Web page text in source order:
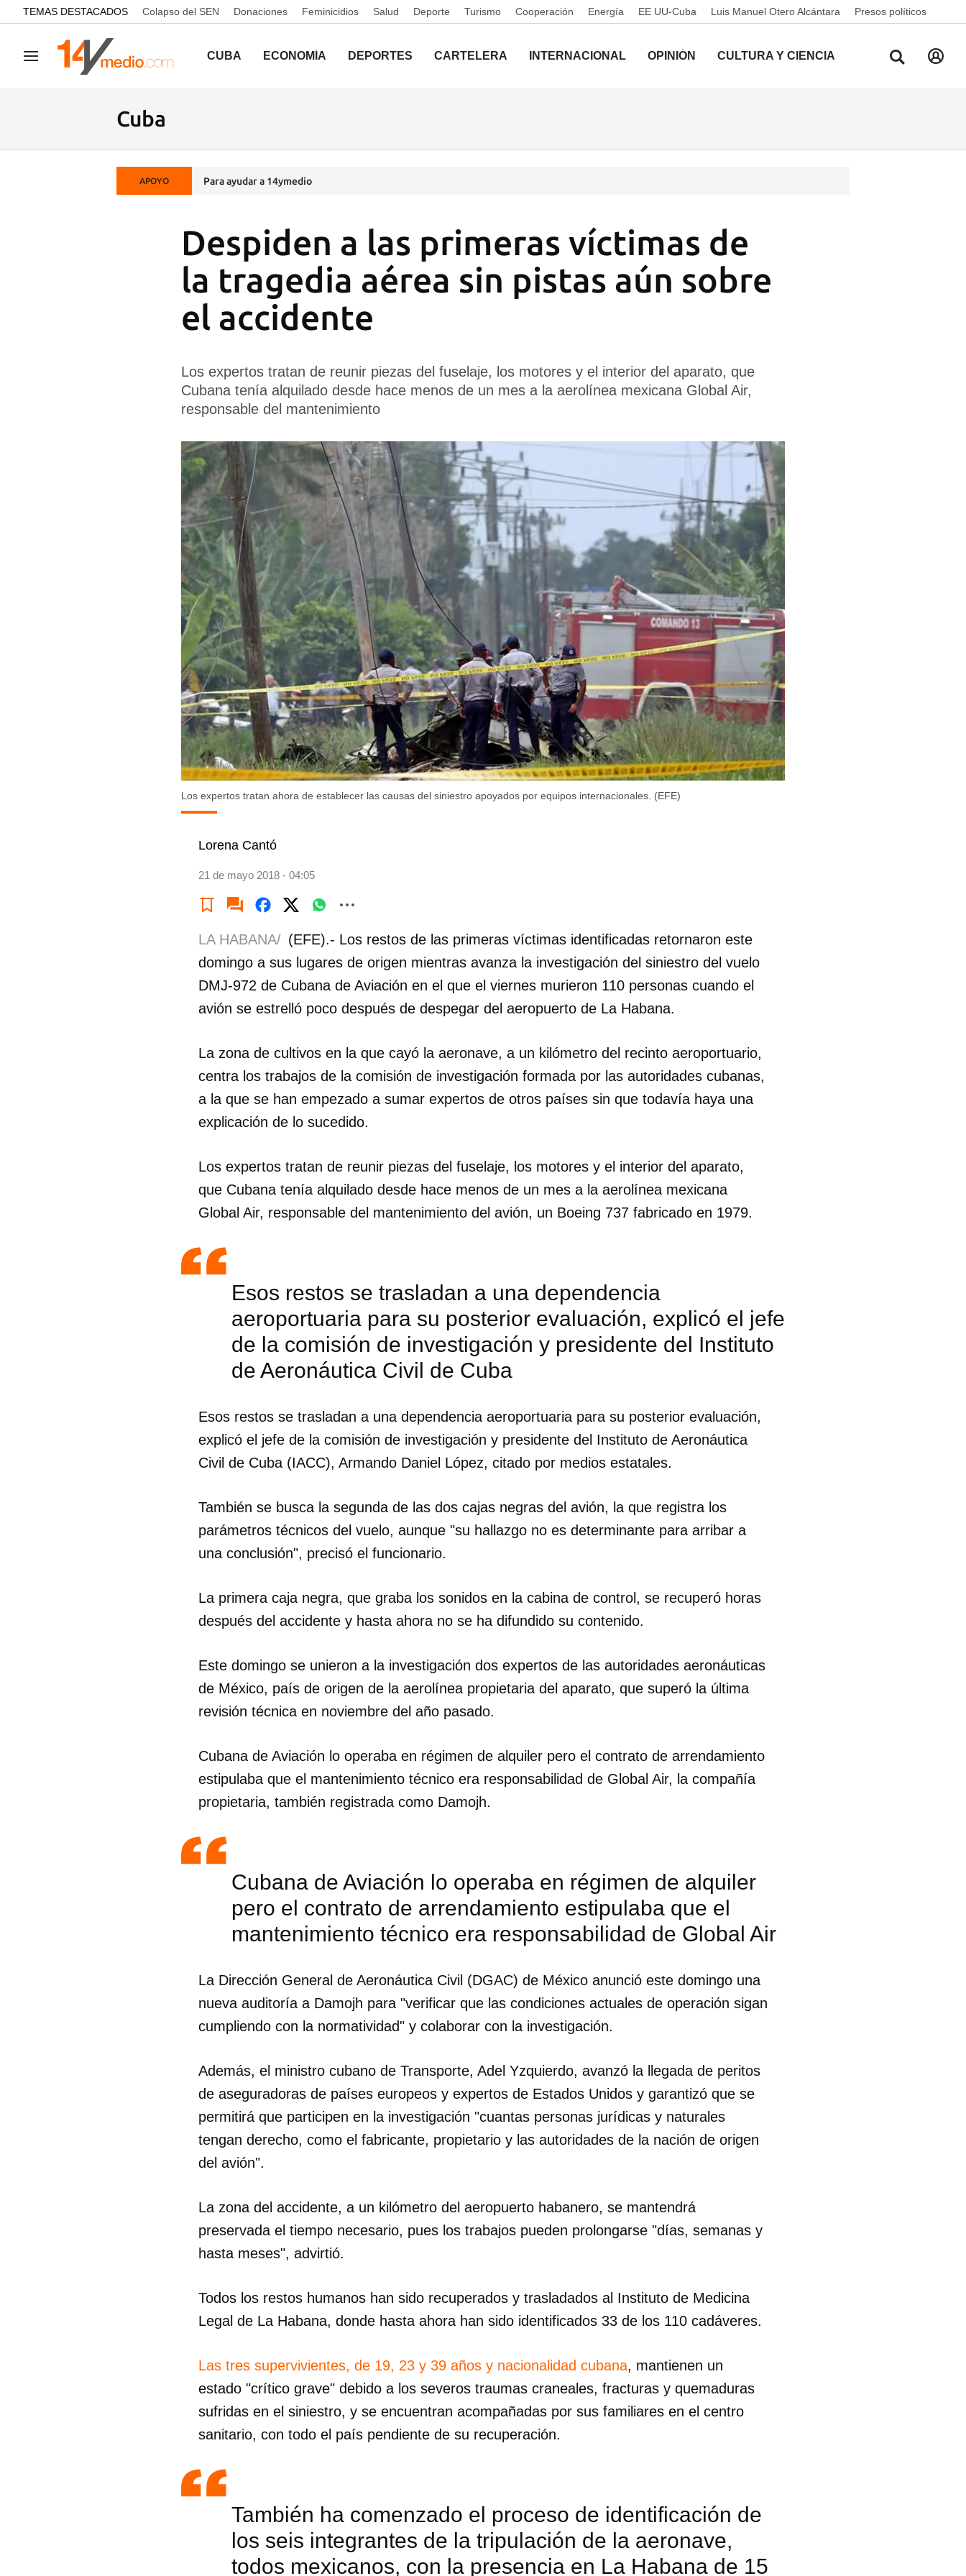
common.go-to-content
TEMAS DESTACADOS Colapso del SEN Donaciones Feminicidios Salud Deporte Turismo Cooperación Energía EE UU-Cuba Luis Manuel Otero Alcántara Presos políticos
Navegación CUBA ECONOMÍA DEPORTES CARTELERA INTERNACIONAL OPINIÓN CULTURA Y CIENCIA
Cuba
APOYO Para ayudar a 14ymedio
Despiden a las primeras víctimas de
la tragedia aérea sin pistas aún sobre
el accidente
Los expertos tratan de reunir piezas del fuselaje, los motores y el interior del aparato, que
Cubana tenía alquilado desde hace menos de un mes a la aerolínea mexicana Global Air,
responsable del mantenimiento
Los expertos tratan ahora de establecer las causas del siniestro apoyados por equipos internacionales. (EFE)
Lorena Cantó
21 de mayo 2018 - 04:05
Guardar como favorito
cuenta de 14ymedio.
LA HABANA/ (EFE).- Los restos de las primeras víctimas identificadas retornaron este
domingo a sus lugares de origen mientras avanza la investigación del siniestro del vuelo
DMJ-972 de Cubana de Aviación en el que el viernes murieron 110 personas cuando el
avión se estrelló poco después de despegar del aeropuerto de La Habana.
La zona de cultivos en la que cayó la aeronave, a un kilómetro del recinto aeroportuario,
centra los trabajos de la comisión de investigación formada por las autoridades cubanas,
a la que se han empezado a sumar expertos de otros países sin que todavía haya una
explicación de lo sucedido.
Los expertos tratan de reunir piezas del fuselaje, los motores y el interior del aparato,
que Cubana tenía alquilado desde hace menos de un mes a la aerolínea mexicana
Global Air, responsable del mantenimiento del avión, un Boeing 737 fabricado en 1979.
Esos restos se trasladan a una dependencia
aeroportuaria para su posterior evaluación, explicó el jefe
de la comisión de investigación y presidente del Instituto
de Aeronáutica Civil de Cuba
Esos restos se trasladan a una dependencia aeroportuaria para su posterior evaluación,
explicó el jefe de la comisión de investigación y presidente del Instituto de Aeronáutica
Civil de Cuba (IACC), Armando Daniel López, citado por medios estatales.
También se busca la segunda de las dos cajas negras del avión, la que registra los
parámetros técnicos del vuelo, aunque "su hallazgo no es determinante para arribar a
una conclusión", precisó el funcionario.
La primera caja negra, que graba los sonidos en la cabina de control, se recuperó horas
después del accidente y hasta ahora no se ha difundido su contenido.
Este domingo se unieron a la investigación dos expertos de las autoridades aeronáuticas
de México, país de origen de la aerolínea propietaria del aparato, que superó la última
revisión técnica en noviembre del año pasado.
Cubana de Aviación lo operaba en régimen de alquiler pero el contrato de arrendamiento
estipulaba que el mantenimiento técnico era responsabilidad de Global Air, la compañía
propietaria, también registrada como Damojh.
Cubana de Aviación lo operaba en régimen de alquiler
pero el contrato de arrendamiento estipulaba que el
mantenimiento técnico era responsabilidad de Global Air
La Dirección General de Aeronáutica Civil (DGAC) de México anunció este domingo una
nueva auditoría a Damojh para "verificar que las condiciones actuales de operación sigan
cumpliendo con la normatividad" y colaborar con la investigación.
Además, el ministro cubano de Transporte, Adel Yzquierdo, avanzó la llegada de peritos
de aseguradoras de países europeos y expertos de Estados Unidos y garantizó que se
permitirá que participen en la investigación "cuantas personas jurídicas y naturales
tengan derecho, como el fabricante, propietario y las autoridades de la nación de origen
del avión".
La zona del accidente, a un kilómetro del aeropuerto habanero, se mantendrá
preservada el tiempo necesario, pues los trabajos pueden prolongarse "días, semanas y
hasta meses", advirtió.
Todos los restos humanos han sido recuperados y trasladados al Instituto de Medicina
Legal de La Habana, donde hasta ahora han sido identificados 33 de los 110 cadáveres.
Las tres supervivientes, de 19, 23 y 39 años y nacionalidad cubana, mantienen un
estado "crítico grave" debido a los severos traumas craneales, fracturas y quemaduras
sufridas en el siniestro, y se encuentran acompañadas por sus familiares en el centro
sanitario, con todo el país pendiente de su recuperación.
También ha comenzado el proceso de identificación de
los seis integrantes de la tripulación de la aeronave,
todos mexicanos, con la presencia en La Habana de 15